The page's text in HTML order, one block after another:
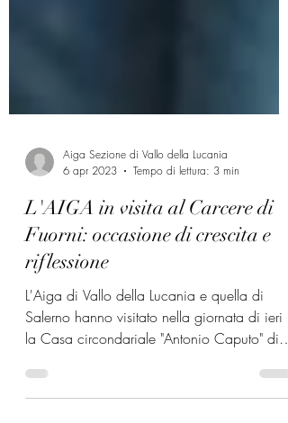
Aiga Sezione di Vallo della Lucania
6 apr 2023
L'AIGA in visita al Carcere di
Fuorni: occasione di crescita e
riflessione
L'Aiga di Vallo della Lucania e quella di
Salerno hanno visitato nella giornata di ieri